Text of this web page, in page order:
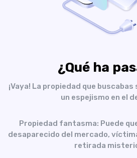
¿Qué ha
¡Vaya! La propiedad que
un espejismo en el
Propiedad fantasma: Puede
desaparecido del mercado,
retirada